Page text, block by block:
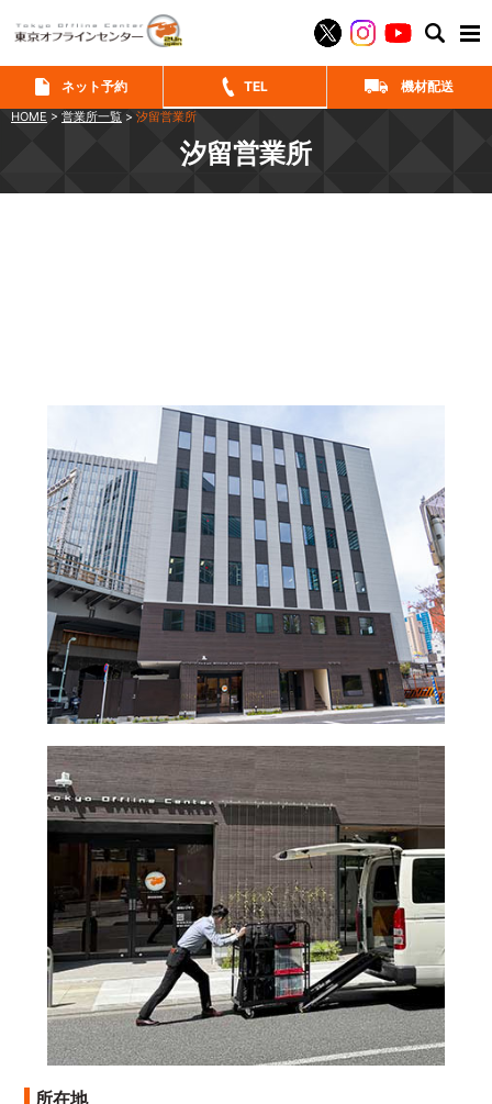
ネット予約 TEL 機材配送
HOME > 営業所一覧 > 汐留営業所
汐留営業所
所在地